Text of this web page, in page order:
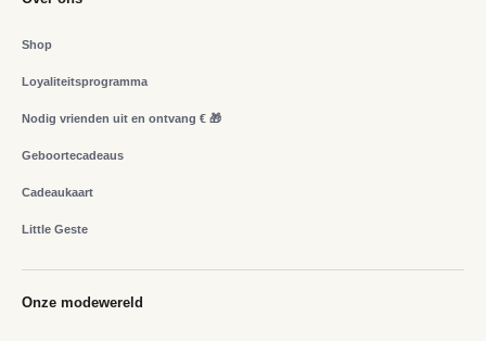
Shop
Loyaliteitsprogramma
Nodig vrienden uit en ontvang € 🎁
Geboortecadeaus
Cadeaukaart
Little Geste
Onze modewereld